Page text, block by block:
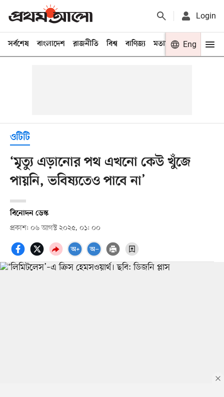
Login
সর্বশেষ বাংলাদেশ রাজনীতি বিশ্ব বাণিজ্য মতামত খেলা
Eng
ওটিটি
‘মৃত্যু এড়ানোর পথ এখনো কেউ খুঁজে
পায়নি, ভবিষ্যতেও পাবে না’
বিনোদন ডেস্ক
প্রকাশ: ০৬ আগস্ট ২০২৫, ০১: ০০